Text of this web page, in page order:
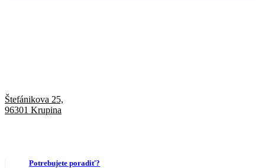
Štefánikova 25,
96301 Krupina
Potrebujete poradiť?